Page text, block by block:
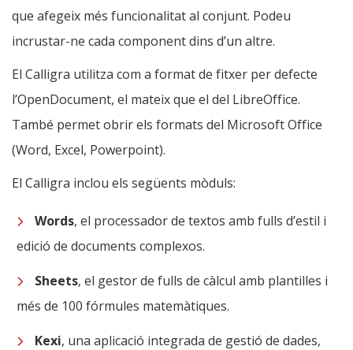
que afegeix més funcionalitat al conjunt. Podeu
incrustar-ne cada component dins d’un altre.
El Calligra utilitza com a format de fitxer per defecte
l’OpenDocument, el mateix que el del LibreOffice.
També permet obrir els formats del Microsoft Office
(Word, Excel, Powerpoint).
El Calligra inclou els següents mòduls:
Words, el processador de textos amb fulls d’estil i
edició de documents complexos.
Sheets, el gestor de fulls de càlcul amb plantilles i
més de 100 fórmules matemàtiques.
Kexi, una aplicació integrada de gestió de dades,